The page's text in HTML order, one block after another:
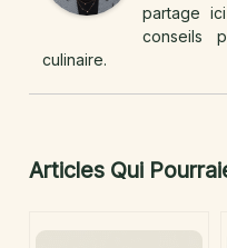
partage
conseils
culinaire.
Articles Qui